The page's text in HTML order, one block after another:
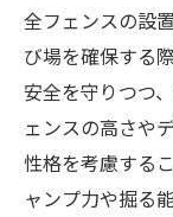
全フェンスの設
び場を確保する
安全を守りつつ
ェンスの高さや
性格を考慮する
ャンプ力や掘る